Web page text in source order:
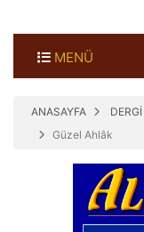
MENÜ
ANASAYFA
Güzel Ahlâk